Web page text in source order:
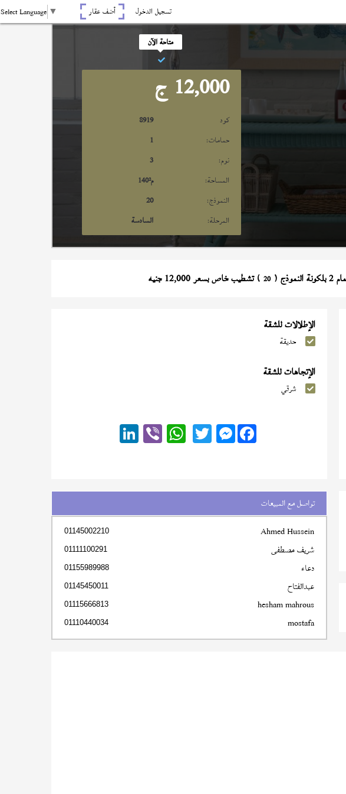
تسجيل الدخول أضف عقار Select Language ▼
متاحة الآن
12,000 ج
كود
8919
حمامات:
1
نوم:
3
المساحة:
140م²
النموذج:
20
المرحلة:
السادسة
20 ) تشطيب خاص بسعر 12,000 جنيه
الإطلالات للشقة
حديقة
الإتجاهات للشقة
شرقي
Messenger
تواصل مع المبيعات
Ahmed Hussein
01145002210
شريف مصطفى 01111100291
دعاء 01155989988
عبدالفتاح 01145450011
hesham mahrous
01115666813
mostafa
01110440034